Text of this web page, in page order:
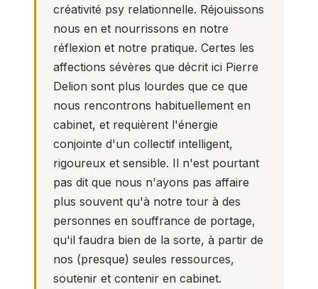
créativité psy relationnelle. Réjouissons
nous en et nourrissons en notre
réflexion et notre pratique. Certes les
affections sévères que décrit ici Pierre
Delion sont plus lourdes que ce que
nous rencontrons habituellement en
cabinet, et requièrent l'énergie
conjointe d'un collectif intelligent,
rigoureux et sensible. Il n'est pourtant
pas dit que nous n'ayons pas affaire
plus souvent qu'à notre tour à des
personnes en souffrance de portage,
qu'il faudra bien de la sorte, à partir de
nos (presque) seules ressources,
soutenir et contenir en cabinet.